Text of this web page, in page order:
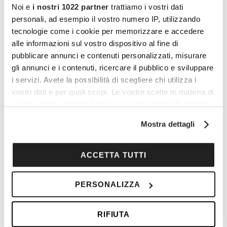
Noi e i nostri 1022 partner trattiamo i vostri dati
personali, ad esempio il vostro numero IP, utilizzando
tecnologie come i cookie per memorizzare e accedere
alle informazioni sul vostro dispositivo al fine di
pubblicare annunci e contenuti personalizzati, misurare
gli annunci e i contenuti, ricercare il pubblico e sviluppare
i servizi. Avete la possibilità di scegliere chi utilizza i
vostri dati e per quali scopi. Le vostre scelte in materia di
modificare o revocare il proprio consenso in qualsiasi
sull'icona di attivazione della privacy.
raccogliere informazioni sulla tua posizione
geografica, con un'approssimazione di qualche
Mostra dettagli
ACCETTA TUTTI
PERSONALIZZA
RIFIUTA
tradizione dell’Agrifoglio all’eleganza
dell’Elleboro, ogni pianta contribuisce a creare
un ambiente intimo, accogliente e davvero
festivo. Decorare la casa con piante natalizie è
sempre una buona idea: è ora di sperimentare.
alla community e partecipa alla
discussione.
Cocooners è una community che aggrega
persone appassionate, piene di interessi e
gratitudine nei confronti della vita, per offrire
loro esperienze di socialità e risorse per vivere